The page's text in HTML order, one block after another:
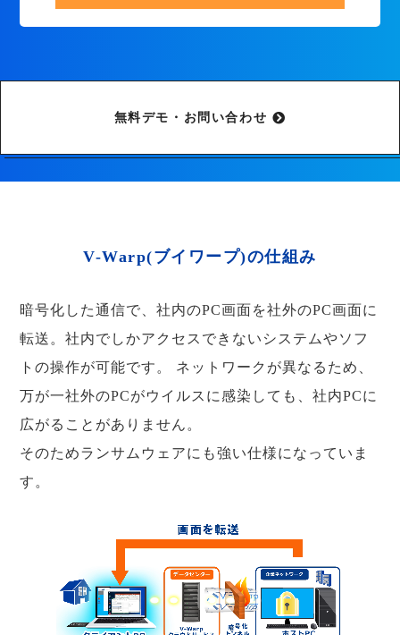
無料デモ・お問い合わせ
V-Warp(ブイワープ)の仕組み
暗号化した通信で、社内のPC画面を社外のPC画面に
転送。社内でしかアクセスできないシステムやソフ
トの操作が可能です。
ネットワークが異なるため、
万が一社外のPCがウイルスに感染しても、社内PCに
広がることがありません。
そのためランサムウェアにも強い仕様になっていま
す。